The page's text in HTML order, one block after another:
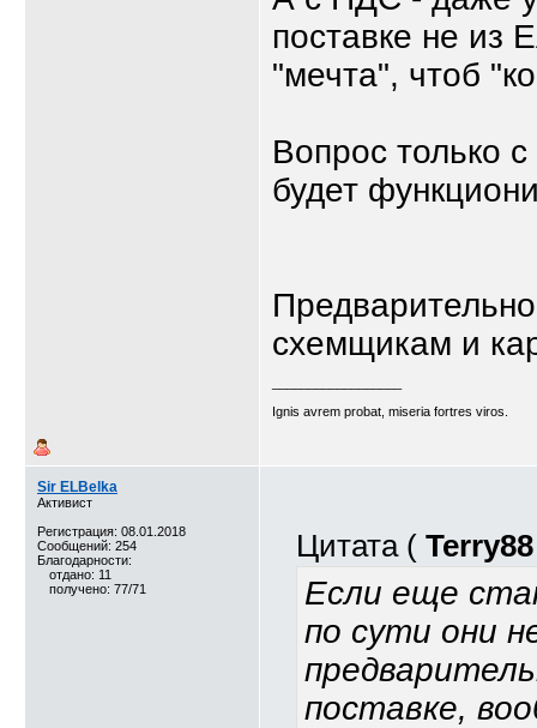
поставке не из
"мечта", чтоб
Вопрос только
будет
схемщикам и
Ignis avrem probat, miseria fortres viros.
Sir ELBelka
Активист
Регистрация: 08.01.2018
Сообщений: 254
Благодарности:
отдано: 11
получено: 77/71
Цитата ( Terry88
Если еще
по сути они
поставке,